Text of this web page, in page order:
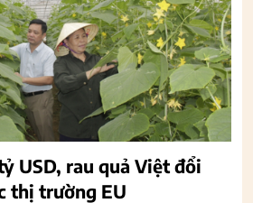
USD, rau quả Việt đổi
thị trường EU